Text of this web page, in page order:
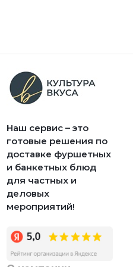
Наш сервис – это
готовые решения по
доставке фуршетных
и банкетных блюд
для частных и
деловых
мероприятий!